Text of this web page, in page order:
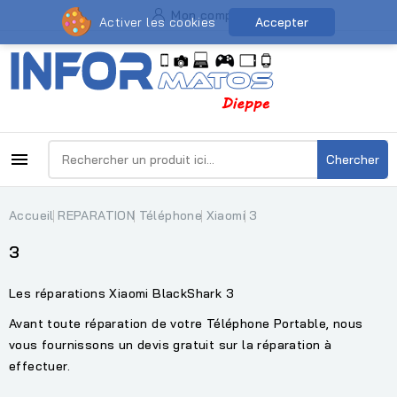
Mon compte
 Chercher
Accueil REPARATION Téléphone Xiaomi 3
3
Les réparations Xiaomi BlackShark 3
Avant toute réparation de votre Téléphone Portable, nous
vous fournissons un devis gratuit sur la réparation à
effectuer.
Activer les cookies Accepter